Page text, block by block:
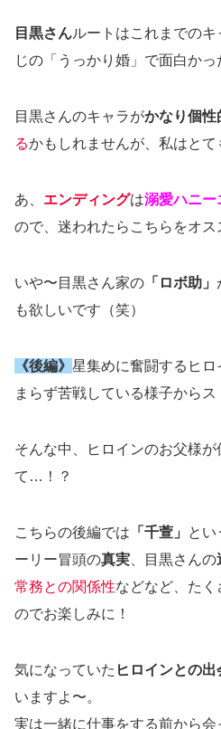
目黒さんルートはこれまでの
じの「うっかり婚」で面白かっ
目黒さんのキャラがかなり個性
るかもしれませんが、私はとて
あ、 エンディングは溺愛ハニー
ので、迷われたらこちらをオス
いや〜目黒さん家の 「ロボ助」
も欲しいです（笑）
《後編》 星集めに奮闘するヒ
まらず苦戦している様子からス
そんな中、ヒロインのお父様
て…！？
こちらの後編では 「千萱」
とい
ーリー冒頭の真実 、目黒さんの
常務との関係性などなど、た
のでお楽しみに！
気になっていた ヒロインとの出
いますよ〜。
実は一緒に仕事をする前から